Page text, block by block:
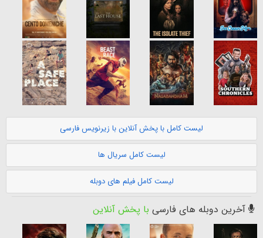
لیست کامل با پخش آنلاین با زیرنویس فارسی
لیست کامل سریال ها
لیست کامل فیلم های دوبله
آخرین دوبله های فارسی با پخش آنلاین